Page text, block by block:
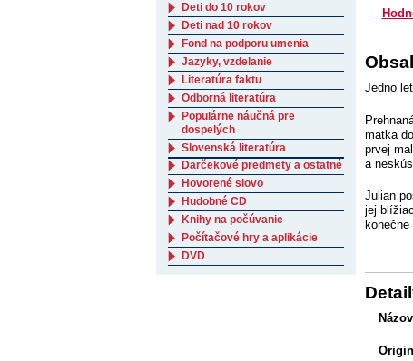
Jedno
matka
prvej
a
Julian
jej
Deti do 10 rokov
Deti nad 10 rokov
Fond na podporu umenia
Jazyky, vzdelanie
Literatúra faktu
Odborná literatúra
Populárne náučná pre
dospelých
Slovenská literatúra
Darčekové predmety a ostatné
Hovorené slovo
Hudobné CD
Knihy na počúvanie
Počítačové hry a aplikácie
DVD